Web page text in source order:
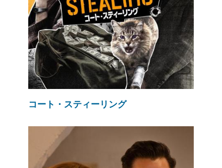
コート・スティーリング